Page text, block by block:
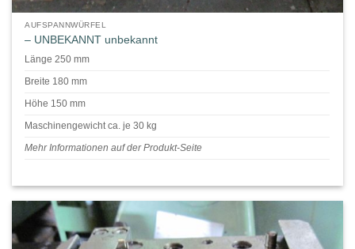
AUFSPANNWÜRFEL
– UNBEKANNT unbekannt
Länge 250 mm
Breite 180 mm
Höhe 150 mm
Maschinengewicht ca. je 30 kg
Mehr Informationen auf der Produkt-Seite